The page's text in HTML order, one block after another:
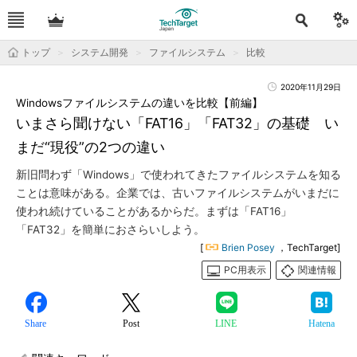
トップ システム開発 ファイルシステム 比較
2020年11月29日
いまさら聞けない「FAT16」「FAT32」の基礎 い
まだ“現役”の2つの違い
Windowsファイルシステムの違いを比較【前編】
新旧問わず「Windows」で使われてきたファイルシステムを知る
ことは意味がある。企業では、古いファイルシステムがいまだに
使われ続けていることがあるからだ。まずは「FAT16」
「FAT32」を簡単におさらいしよう。
[ Brien Posey ，TechTarget]
PC用表示
関連情報
Share Post LINE Hatena